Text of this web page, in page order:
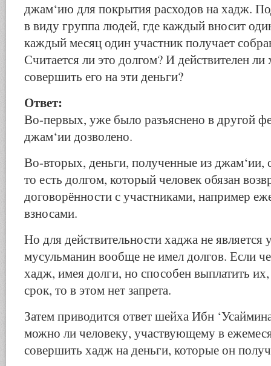
джам‘ию для покрытия расходов на хадж.
в виду группа людей, где каждый вносит
каждый месяц один участник получает
Считается ли это долгом? И действителен
совершить его на эти деньги?
Ответ:
Во-первых, уже было разъяснено в другой
джам‘ии дозволено.
Во-вторых, деньги, полученные из джам‘ии,
то есть долгом, который человек обязан
договорённости с участниками, например
взносами.
Но для действительности хаджа не является
мусульманин вообще не имел долгов. Если
хадж, имея долги, но способен выплатить их,
срок, то в этом нет запрета.
Затем приводится ответ шейха Ибн
можно ли человеку, участвующему в
совершить хадж на деньги, которые он